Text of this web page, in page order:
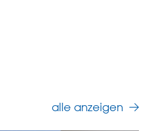
alle anzeigen